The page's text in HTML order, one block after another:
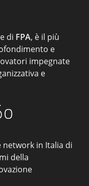
di FPA, è il più
e
impegnate
e
network in Italia di
della